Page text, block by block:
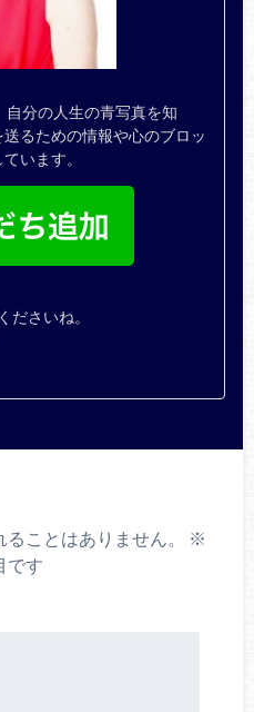
自分の人生の青写真を知
るための情報や心のブロッ
います。
ださいね。
ことはありません。
※
です